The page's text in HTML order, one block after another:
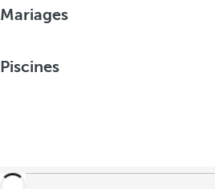
Mariages
Piscines